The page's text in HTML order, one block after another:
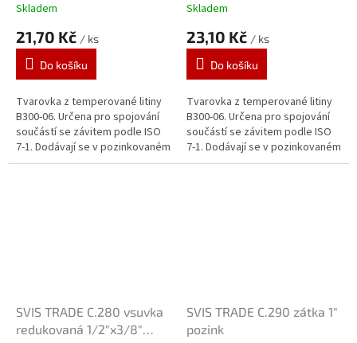
Skladem
21,70 Kč / ks
Do košíku
Tvarovka z temperované litiny
B300-06. Určena pro spojování
součástí se závitem podle ISO
7-1. Dodávají se v pozinkovaném
provedení. Zinkový povlak o
Skladem
23,10 Kč / ks
Do košíku
Tvarovka z temperované litiny
B300-06. Určena pro spojování
součástí se závitem podle ISO
7-1. Dodávají se v pozinkovaném
provedení. Zinkový povlak o
SVIS TRADE C.280 vsuvka
redukovaná 1/2"x3/8"
SVIS TRADE C.290 zátka 1"
pozink